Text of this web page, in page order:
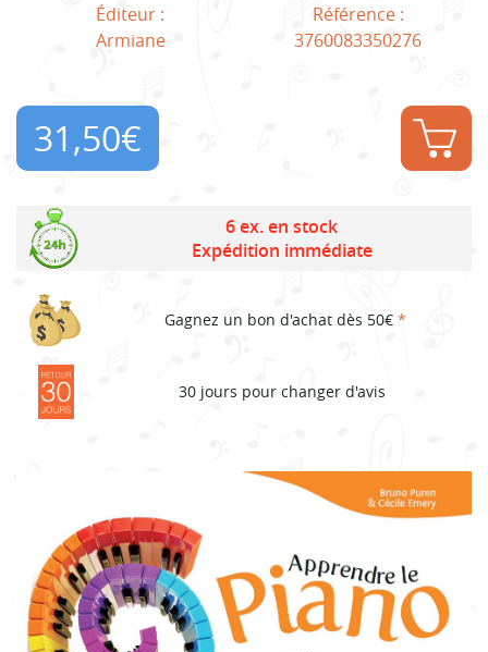
Éditeur :
Armiane
Référence :
3760083350276
31,50€
6 ex. en stock
Expédition immédiate
Gagnez un bon d'achat dès 50€ *
30 jours pour changer d'avis